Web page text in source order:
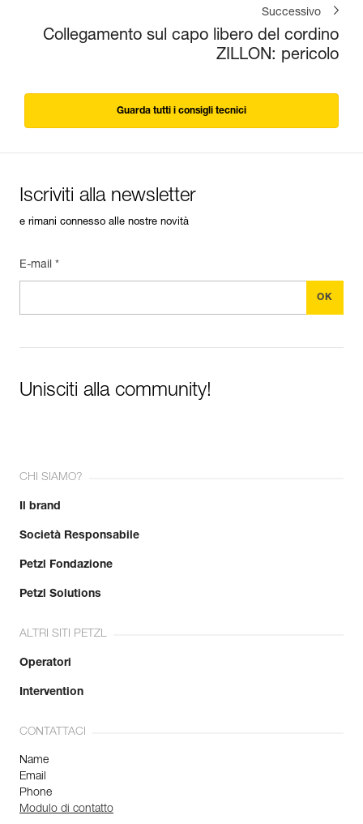
Successivo
Collegamento sul capo libero del cordino
ZILLON: pericolo
Guarda tutti i consigli tecnici
Iscriviti alla newsletter
e rimani connesso alle nostre novità
E-mail *
Unisciti alla community!
CHI SIAMO?
Il brand
Società Responsabile
Petzl Fondazione
Petzl Solutions
ALTRI SITI PETZL
Operatori
Intervention
CONTATTACI
Name
Email
Phone
Modulo di contatto